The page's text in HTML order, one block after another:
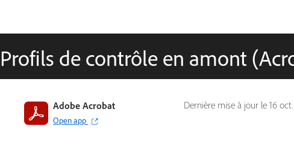
Profils de contrôle en amont
Dernière mise à jour le 16
Adobe Acrobat
Open app
Introduction à Acrobat
Espace de travail